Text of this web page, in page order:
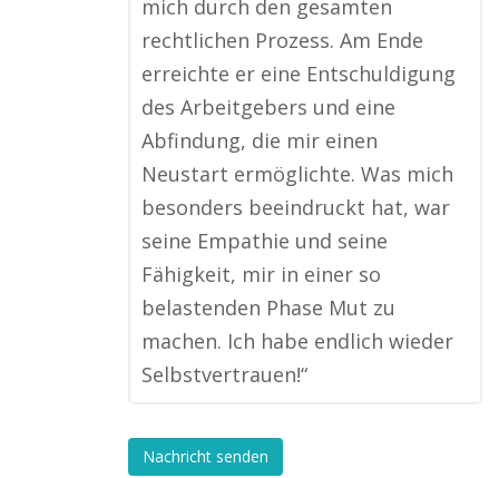
mich durch den gesamten
rechtlichen Prozess. Am Ende
erreichte er eine Entschuldigung
des Arbeitgebers und eine
Abfindung, die mir einen
Neustart ermöglichte. Was mich
besonders beeindruckt hat, war
seine Empathie und seine
Fähigkeit, mir in einer so
belastenden Phase Mut zu
machen. Ich habe endlich wieder
Selbstvertrauen!“
Nachricht senden